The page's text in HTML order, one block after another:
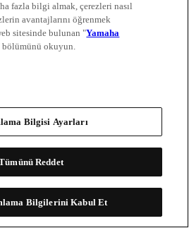
fazla bilgi almak, çerezleri nasıl
avantajlarını öğrenmek
sitesinde bulunan "Yamaha
bölümünü okuyun.
Bilgisi Ayarları
Reddet
Bilgilerini Kabul Et